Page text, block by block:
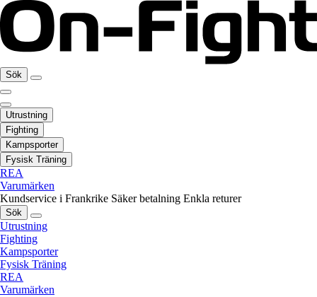
Sök
Utrustning
Fighting
Kampsporter
Fysisk Träning
REA
Varumärken
Kundservice i Frankrike Säker betalning Enkla returer
Sök
Utrustning
Fighting
Kampsporter
Fysisk Träning
REA
Varumärken